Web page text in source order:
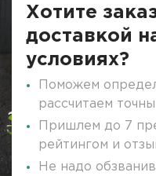
Хотите
доставкой
условиях?
Поможем
рассчитаем
Пришлем до 7
рейтингом и
Не надо